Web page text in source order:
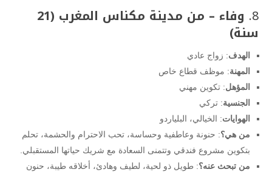
8. وفاء – من مدينة مكناس المغرب (21
سنة)
الهدف: زواج عادي
المهنة: موظف قطاع خاص
المؤهل: تكوين مهني
الجنسية: تركي
الهوايات: الخيالي، البلياردو
من هي؟: حنونة وعاطفية وحساسة، تحب الاحترام والحشمة، تحلم
بتكوين مشروع فندقي وتتمنى السعادة مع شريك حياتها المستقبلي.
من تبحث عنه؟: طويل ذو لحية، لطيف وهادئ، أخلاقه طيبة، حنون